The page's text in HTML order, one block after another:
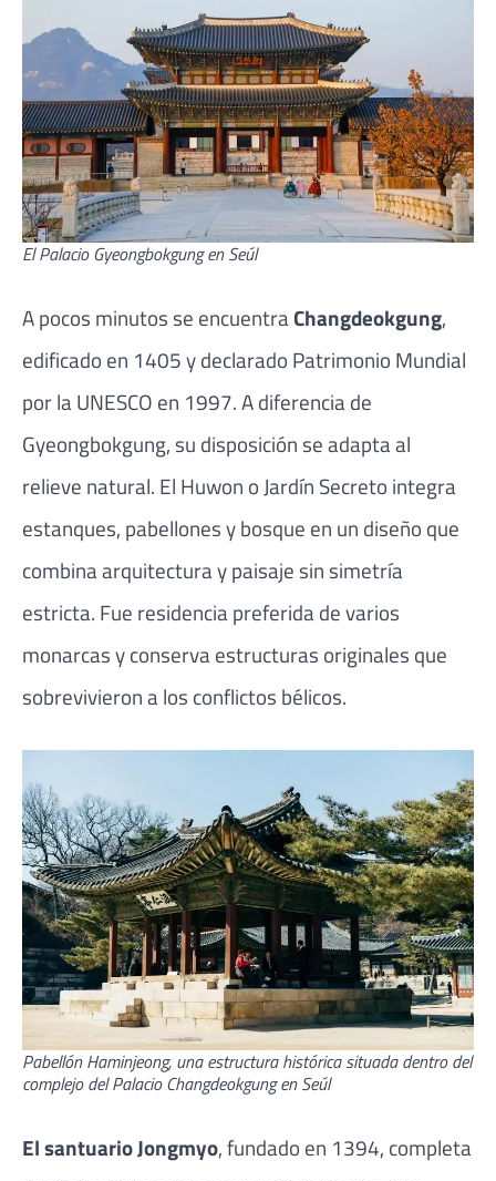
El Palacio Gyeongbokgung en Seúl
A pocos minutos se encuentraChangdeokgung,
edificado en 1405 y declarado Patrimonio Mundial
por la UNESCO en 1997. A diferencia de
Gyeongbokgung, su disposición se adapta al
relieve natural. El Huwon o Jardín Secreto integra
estanques, pabellones y bosque en un diseño que
combina arquitectura y paisaje sin simetría
estricta. Fue residencia preferida de varios
monarcas y conserva estructuras originales que
sobrevivieron a los conflictos bélicos.
Pabellón Haminjeong, una estructura histórica situada dentro del
complejo del Palacio Changdeokgung en Seúl
El santuarioJongmyo, fundado en 1394, completa